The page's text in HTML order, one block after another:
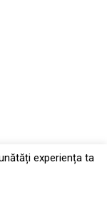
experiența ta